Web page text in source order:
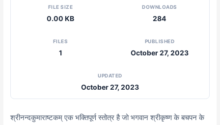
FILE SIZE
0.00 KB
DOWNLOADS
284
FILES
1
PUBLISHED
October 27, 2023
UPDATED
October 27, 2023
श्रीनन्दकुमाराष्टकम् एक भक्तिपूर्ण स्तोत्र है जो भगवान श्रीकृष्ण के बचपन के